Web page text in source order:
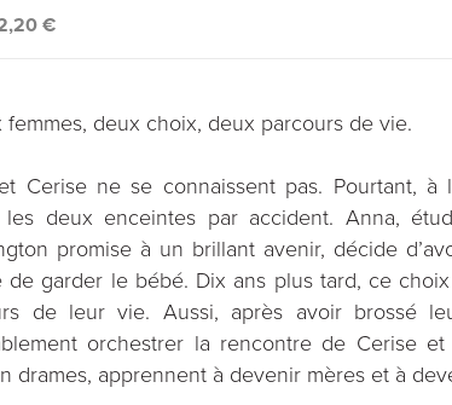
€
femmes, deux choix, deux parcours de vie.
Cerise ne se connaissent pas. Pourtant, à
les deux enceintes par accident. Anna,
promise à un brillant avenir, décide
de garder le bébé. Dix ans plus tard, ce
de leur vie. Aussi, après avoir brossé
orchestrer la rencontre de Cerise
drames, apprennent à devenir mères et à